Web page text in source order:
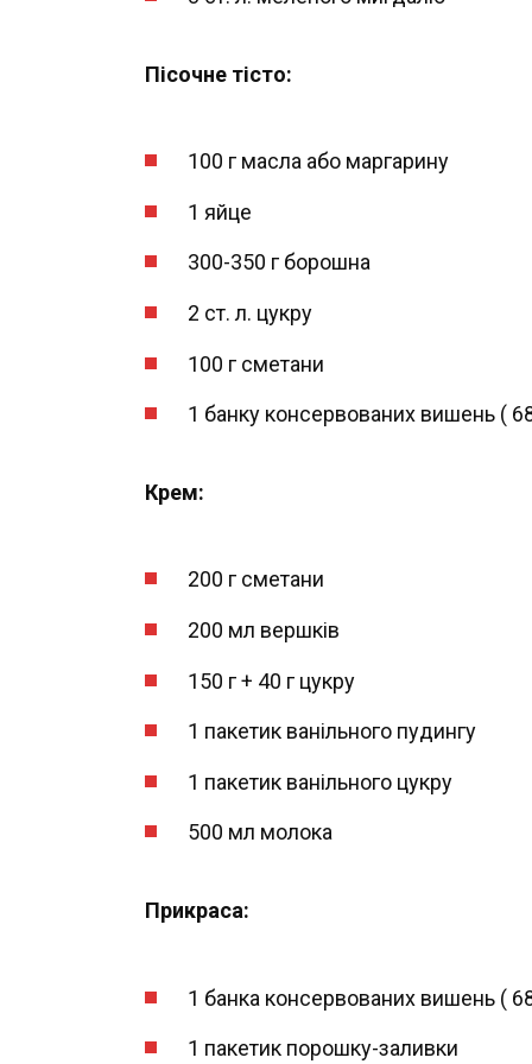
Пісочне тісто:
100 г масла або маргарину
1 яйце
300-350 г борошна
2 ст. л. цукру
100 г сметани
1 банку консервованих вишень (
Крем:
200 г сметани
200 мл вершків
150 г + 40 г цукру
1 пакетик ванільного пудингу
1 пакетик ванільного цукру
500 мл молока
Прикраса:
1 банка консервованих вишень (
1 пакетик порошку-заливки